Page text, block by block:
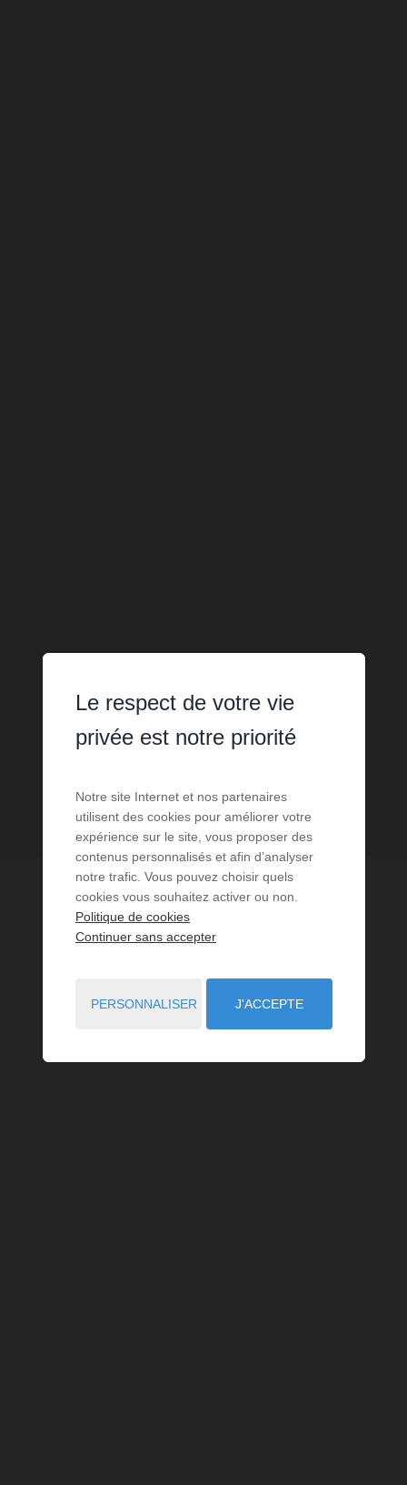
Le respect de votre vie
privée est notre priorité
Notre site Internet et nos partenaires
utilisent des cookies pour améliorer votre
expérience sur le site, vous proposer des
contenus personnalisés et afin d’analyser
notre trafic. Vous pouvez choisir quels
cookies vous souhaitez activer ou non.
Politique de cookies
Continuer sans accepter
PERSONNALISER J'ACCEPTE